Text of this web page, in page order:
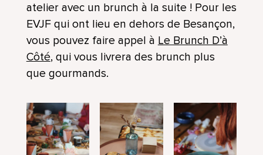
atelier avec un brunch à la suite ! Pour les
EVJF qui ont lieu en dehors de Besançon,
vous pouvez faire appel à Le Brunch D’à
Côté, qui vous livrera des brunch plus
que gourmands.